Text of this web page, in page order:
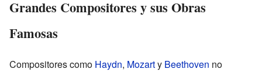
Grandes Compositores y sus Obras
Famosas
Compositores como Haydn, Mozarty Beethoven no